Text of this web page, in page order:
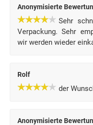
Anonymisierte
Sehr
Verpackung. Sehr
wir werden wieder
Rolf
der
Anonymisierte